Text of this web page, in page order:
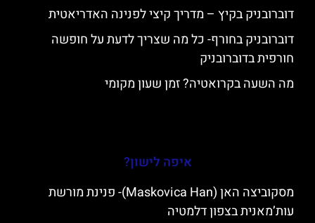
דוברובניק בקיץ – מדריך קיצי לפנינה האדריאטית
דוברובניק בחורף- כל מה שצריך לדעת על חופשה
חורפית בדוברובניק
מה השעה בקרואטיה? זמן שעון מקומי
איפה לישון?
מסקוביצה האן (Maskovica Han)- פנינת מורשת
עות’מאנית בצפון דלמטיה